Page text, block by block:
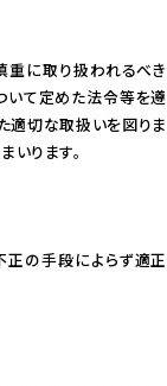
に取り扱われるべき
いて定めた法令等を遵
適切な取扱いを図りま
いります。
正の手段によらず適正